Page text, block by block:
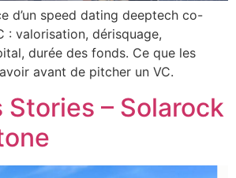
d’un speed dating deeptech co-
: valorisation, dérisquage,
durée des fonds. Ce que les
avant de pitcher un VC.
Stories – Solarock